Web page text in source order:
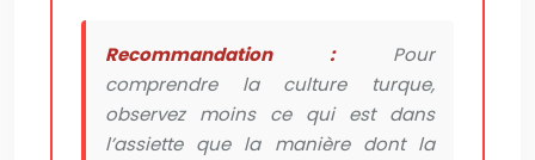
Recommandation :Pour
comprendre la culture turque,
observez moins ce qui est dans
l’assiette que la manière dont la